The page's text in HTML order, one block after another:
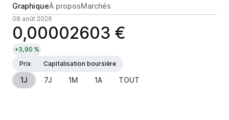
GraphiqueÀ proposMarchés
08 août 2026
0,00002603 €
+3,90 %
Prix
Capitalisation boursière
1J 7J 1M 1A TOUT